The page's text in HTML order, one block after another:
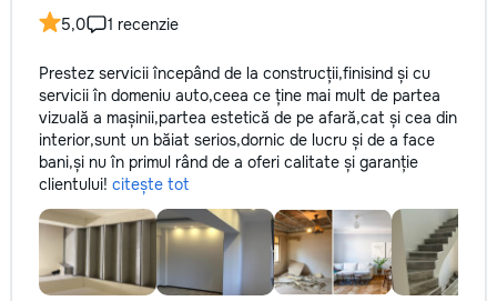
5,0
1 recenzie
Prestez servicii începând de la construcții,finisind și cu
servicii în domeniu auto,ceea ce ține mai mult de partea
vizuală a mașinii,partea estetică de pe afară,cat și cea din
interior,sunt un băiat serios,dornic de lucru și de a face
bani,și nu în primul rând de a oferi calitate și garanție
clientului! citește tot